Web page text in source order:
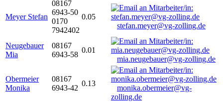
Meyer Stefan
08167
6943-50
0170
7942402
0.05
stefan.meyer@vg-zolling.de
Neugebauer
Mia
08167
6943-58
0.01
mia.neugebauer@vg-zolling.de
Obermeier
Monika
08167
6943-42
0.13
monika.obermeier@vg-
zolling.de